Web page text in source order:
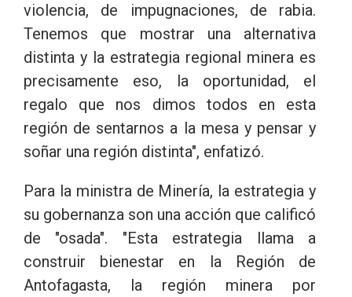
violencia, de impugnaciones, de rabia.
Tenemos que mostrar una alternativa
distinta y la estrategia regional minera es
precisamente eso, la oportunidad, el
regalo que nos dimos todos en esta
región de sentarnos a la mesa y pensar y
soñar una región distinta", enfatizó.
Para la ministra de Minería, la estrategia y
su gobernanza son una acción que calificó
de "osada". "Esta estrategia llama a
construir bienestar en la Región de
Antofagasta, la región minera por